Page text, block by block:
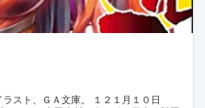
スト、ＧＡ文庫。 １２１月１０日